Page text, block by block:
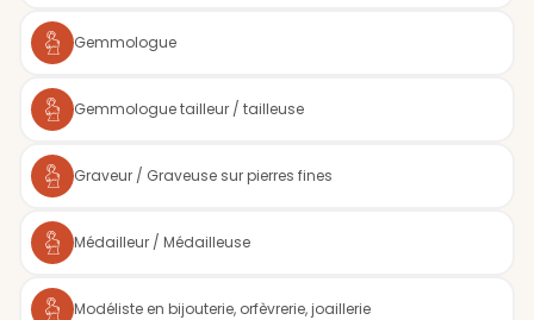
Gemmologue
Gemmologue tailleur / tailleuse
Graveur / Graveuse sur pierres fines
Médailleur / Médailleuse
Modéliste en bijouterie, orfèvrerie, joaillerie